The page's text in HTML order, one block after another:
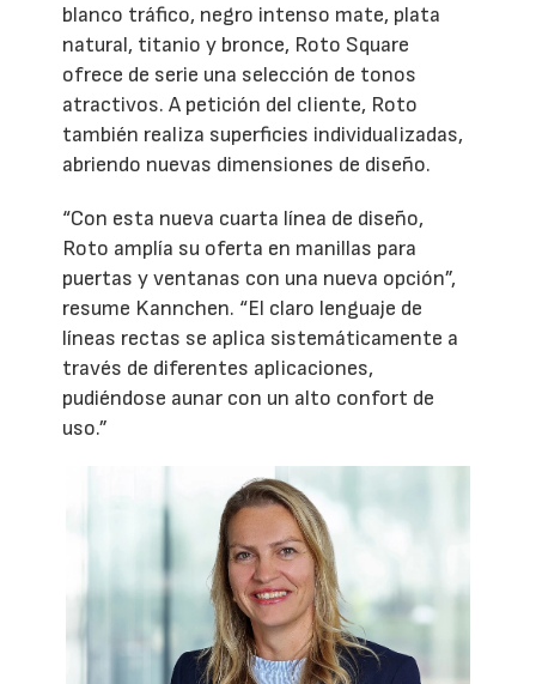
blanco tráfico, negro intenso mate, plata
natural, titanio y bronce, Roto Square
ofrece de serie una selección de tonos
atractivos. A petición del cliente, Roto
también realiza superficies individualizadas,
abriendo nuevas dimensiones de diseño.
“Con esta nueva cuarta línea de diseño,
Roto amplía su oferta en manillas para
puertas y ventanas con una nueva opción”,
resume Kannchen. “El claro lenguaje de
líneas rectas se aplica sistemáticamente a
través de diferentes aplicaciones,
pudiéndose aunar con un alto confort de
uso.”